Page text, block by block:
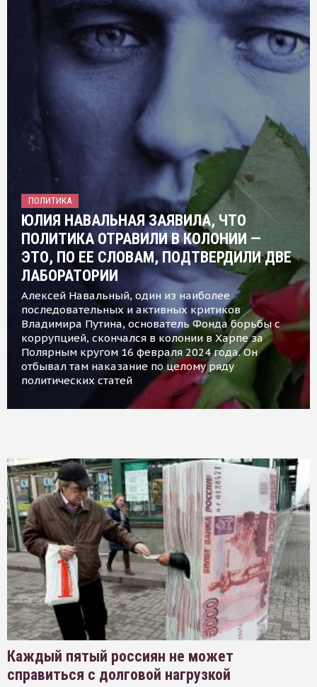
ПОЛИТИКА
ЮЛИЯ НАВАЛЬНАЯ ЗАЯВИЛА, ЧТО
ПОЛИТИКА ОТРАВИЛИ В КОЛОНИИ —
ЭТО, ПО ЕЕ СЛОВАМ, ПОДТВЕРДИЛИ ДВЕ
ЛАБОРАТОРИИ
Алексей Навальный, один из наиболее
последовательных и активных критиков
Владимира Путина, основатель Фонда борьбы с
коррупцией, скончался в колонии в Харпе за
Полярным кругом 16 февраля 2024 года. Он
отбывал там наказание по целому ряду
политических статей
Каждый пятый россиян не может
справиться с долговой нагрузкой